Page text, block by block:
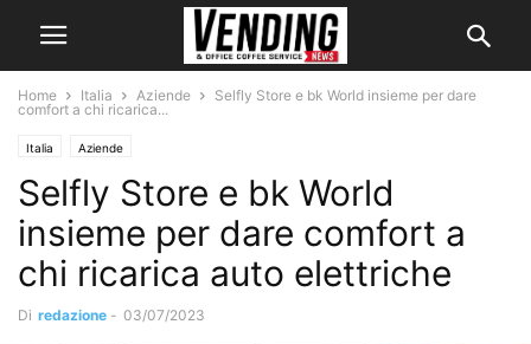
Home Italia Aziende
Selfly Store e bk World insieme per dare
comfort a chi ricarica...
Italia Aziende
Selfly Store e bk World
insieme per dare comfort a
chi ricarica auto elettriche
Di redazione - 03/07/2023